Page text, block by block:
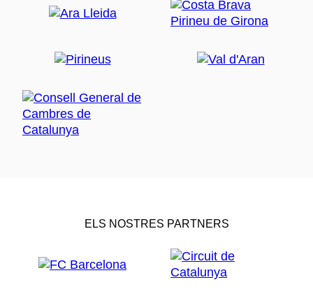
ELS NOSTRES PARTNERS